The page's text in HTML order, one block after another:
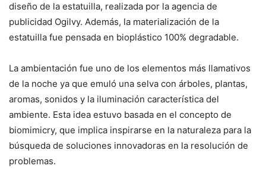
diseño de la estatuilla, realizada por la agencia de
publicidad Ogilvy. Además, la materialización de la
estatuilla fue pensada en bioplástico 100% degradable.
La ambientación fue uno de los elementos más llamativos
de la noche ya que emuló una selva con árboles, plantas,
aromas, sonidos y la iluminación característica del
ambiente. Esta idea estuvo basada en el concepto de
biomimicry, que implica inspirarse en la naturaleza para la
búsqueda de soluciones innovadoras en la resolución de
problemas.